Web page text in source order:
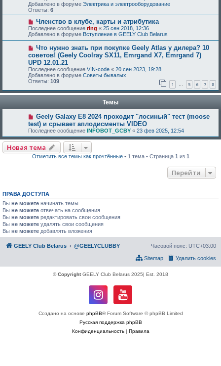
Добавлено в форуме Электрика и электрооборудование
Ответы: 6
Членство в клубе, карты и атрибутика
Последнее сообщение ring « 25 сен 2018, 12:36
Добавлено в форуме Вступление в GEELY Club Belarus
Что нужно знать при покупке Geely Atlas у дилера? 10
советов! (Geely Coolray SX11, Emrgand X7, Emrgand 7)
UPD 12.01.21
Последнее сообщение VIN-code « 20 сен 2023, 19:28
Добавлено в форуме Советы бывалых
Ответы: 109 1 … 5 6 7 8
Темы
Geely Galaxy E8 2024 проходит "лосиный" тест (moose
test) и срывает аплодисменты VIDEO
Последнее сообщение INFOBOT_GCBY « 23 фев 2025, 12:54
Новая тема
Отметить все темы как прочтённые• 1 тема • Страница 1 из 1
Перейти
ПРАВА ДОСТУПА
Вы не можете начинать темы
Вы не можете отвечать на сообщения
Вы не можете редактировать свои сообщения
Вы не можете удалять свои сообщения
Вы не можете добавлять вложения
GEELY Club Belarus @GEELYCLUBBY Часовой пояс: UTC+03:00
Удалить cookies
Sitemap
© CopyrightGEELY Club Belarus 2025| Est. 2018
Создано на основе phpBB® Forum Software © phpBB Limited
Русская поддержка phpBB
Конфиденциальность| Правила